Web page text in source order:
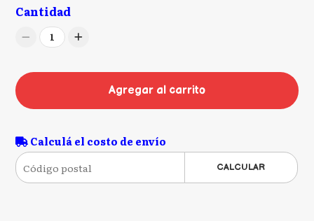
Cantidad
1
Agregar al carrito
Calculá el costo de envío
CALCULAR